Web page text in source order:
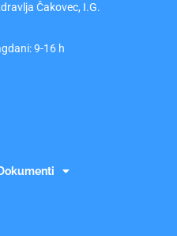
Čakovec, I.G.
9-16 h
Dokumenti